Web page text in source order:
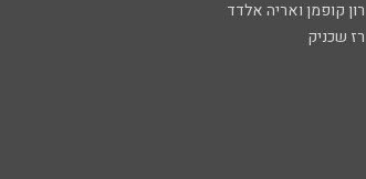
רון קופמן ואריה אלדד
רז שכניק